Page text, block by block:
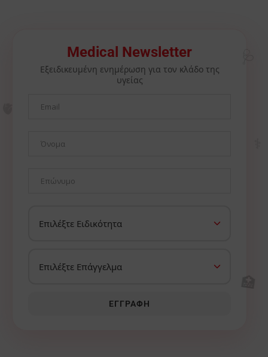
Medical Newsletter
Εξειδικευμένη ενημέρωση για τον κλάδο της
υγείας
ΕΓΓΡΑΦΉ